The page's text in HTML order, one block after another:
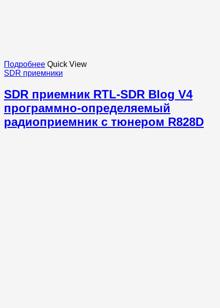
Подробнее Quick View
SDR приемники
SDR приемник RTL-SDR Blog V4
программно-определяемый
радиоприемник с тюнером R828D